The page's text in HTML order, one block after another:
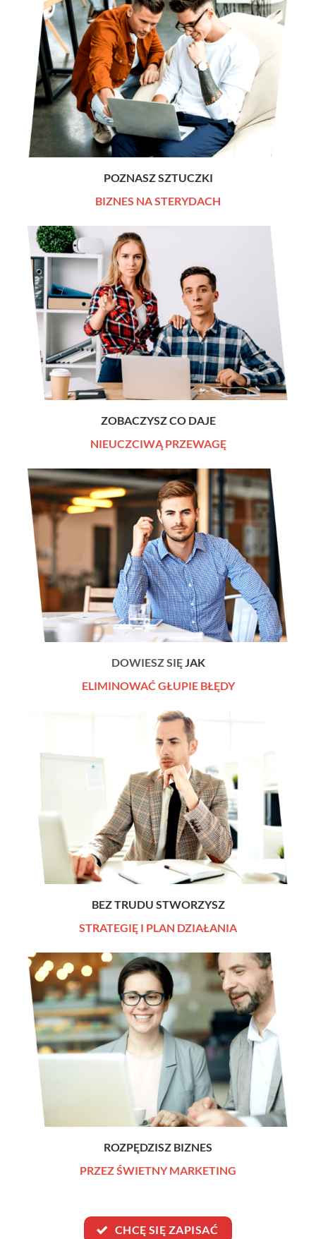
POZNASZ SZTUCZKI
BIZNES NA STERYDACH
ZOBACZYSZ CO DAJE
NIEUCZCIWĄ PRZEWAGĘ
DOWIESZ SIĘJAK
ELIMINOWAĆ GŁUPIE BŁĘDY
BEZ TRUDU STWORZYSZ
STRATEGIĘ I PLAN DZIAŁANIA
ROZPĘDZISZ BIZNES
PRZEZ ŚWIETNY MARKETING
CHCĘ SIĘ ZAPISAĆ